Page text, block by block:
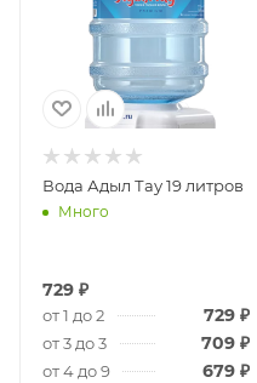
Вода Адыл Тау 19 литров
Много
729 ₽
от 1 до 2 729₽
от 3 до 3 709₽
от 4 до 9 679₽